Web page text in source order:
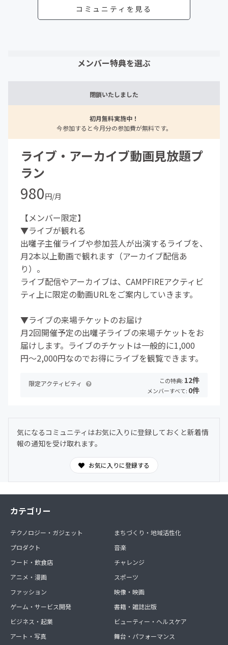
コミュニティを見る
メンバー特典を選ぶ
閉鎖いたしました
初月無料実施中！
今参加すると今月分の参加費が無料です。
ライブ・アーカイブ動画見放題プ
ラン
980円/月
【メンバー限定】
▼ライブが観れる
出囃子主催ライブや参加芸人が出演するライブを、
月2本以上動画で観れます（アーカイブ配信あ
り）。
ライブ配信やアーカイブは、CAMPFIREアクティビ
ティ上に限定の動画URLをご案内していきます。
▼ライブの来場チケットのお届け
月2回開催予定の出囃子ライブの来場チケットをお
届けします。ライブのチケットは一般的に1,000
円〜2,000円なのでお得にライブを観覧できます。
限定アクティビティ この特典: 12件
メンバーすべて: 0件
気になるコミュニティはお気に入りに登録しておくと新着情
報の通知を受け取れます。
お気に入りに登録する
カテゴリー
テクノロジー・ガジェット
プロダクト
フード・飲食店
アニメ・漫画
ファッション
ゲーム・サービス開発
ビジネス・起業
アート・写真
まちづくり・地域活性化
音楽
チャレンジ
スポーツ
映像・映画
書籍・雑誌出版
ビューティー・ヘルスケア
舞台・パフォーマンス